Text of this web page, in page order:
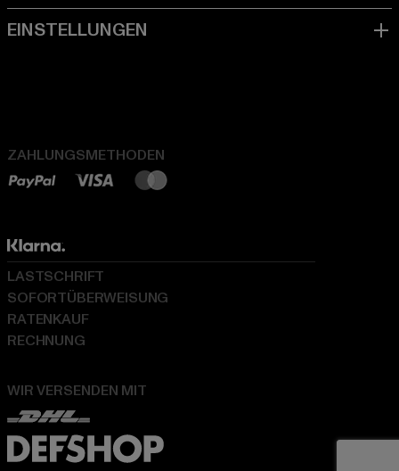
ZAHLUNGSMETHODEN
WIR VERSENDEN MIT
LASTSCHRIFT
SOFORTÜBERWEISUNG
RATENKAUF
RECHNUNG